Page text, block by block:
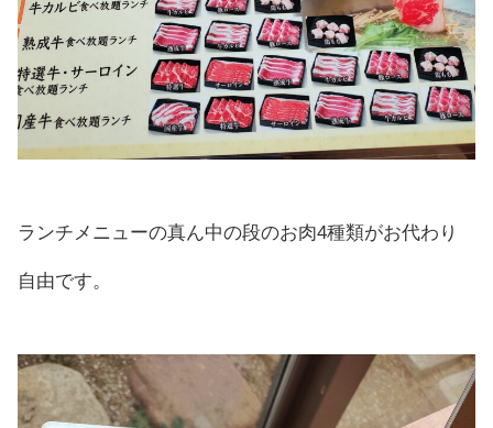
ランチメニューの真ん中の段のお肉4種類がお代わり
自由です。